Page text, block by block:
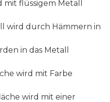
mit flüssigem Metall
wird durch Hämmern in
in das Metall
wird mit Farbe
wird mit einer